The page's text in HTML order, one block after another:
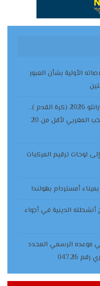
الأولية بشأن العبور
ألعاب البحر الأبيض المتوسط – تارانتو 2026 (كرة القدم )..
الكشف عن اللائحة النهائية للمنتخب المغربي لأقل من 20
لوحات ترقيم المركبات
أنشطته الدينية في أجواء
موعده الرسمي المحدد
047.26